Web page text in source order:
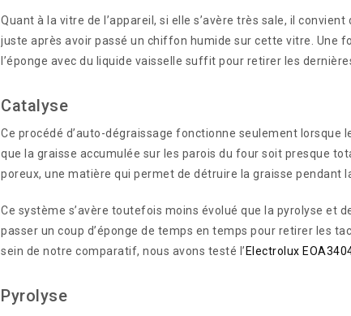
Quant à la vitre de l’appareil, si elle s’avère très sale, il
juste après avoir passé un chiffon humide sur cette vitre. Une
l’éponge avec du liquide vaisselle suffit pour retirer les
Catalyse
Ce procédé d’auto-dégraissage fonctionne seulement lorsque
que la graisse accumulée sur les parois du four soit presque
poreux, une matière qui permet de détruire la graisse pendant
Ce système s’avère toutefois moins évolué que la pyrolyse et
passer un coup d’éponge de temps en temps pour retirer les
sein de notre comparatif, nous avons testé l’ Electrolux
Pyrolyse